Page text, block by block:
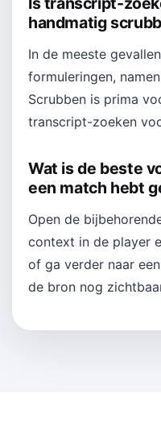
handmatig
In de meeste
formuleringen,
Scrubben is prima
transcript-zoeken
Wat is de beste
een match hebt
Open de
context in de player
of ga verder naar
de bron nog